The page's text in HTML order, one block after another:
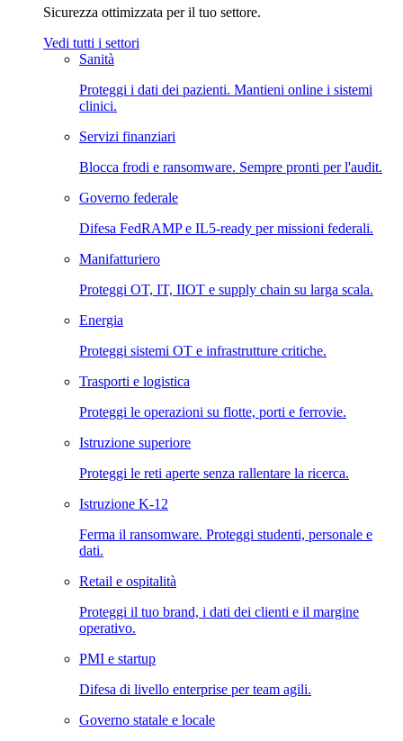
Sicurezza ottimizzata per il tuo settore.
Vedi tutti i settori
Sanità
Proteggi i dati dei pazienti. Mantieni online i sistemi
clinici.
Servizi finanziari
Blocca frodi e ransomware. Sempre pronti per l'audit.
Governo federale
Difesa FedRAMP e IL5-ready per missioni federali.
Manifatturiero
Proteggi OT, IT, IIOT e supply chain su larga scala.
Energia
Proteggi sistemi OT e infrastrutture critiche.
Trasporti e logistica
Proteggi le operazioni su flotte, porti e ferrovie.
Istruzione superiore
Proteggi le reti aperte senza rallentare la ricerca.
Istruzione K-12
Ferma il ransomware. Proteggi studenti, personale e
dati.
Retail e ospitalità
Proteggi il tuo brand, i dati dei clienti e il margine
operativo.
PMI e startup
Difesa di livello enterprise per team agili.
Governo statale e locale